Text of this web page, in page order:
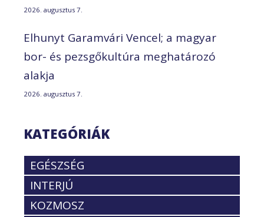
2026. augusztus 7.
Elhunyt Garamvári Vencel; a magyar
bor- és pezsgőkultúra meghatározó
alakja
2026. augusztus 7.
KATEGÓRIÁK
EGÉSZSÉG
INTERJÚ
KOZMOSZ